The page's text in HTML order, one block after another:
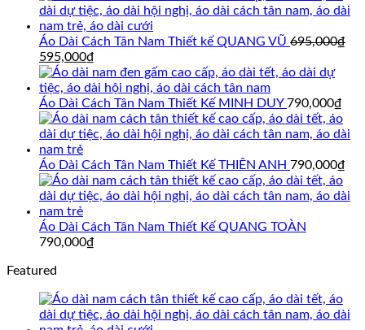
Áo Dài Cách Tân Nam Thiết kế QUANG VŨ 695,000₫
Giá
gốc
là:
695,000₫.
595,000₫
hiện
tại
là:
595,000₫.
Áo Dài Cách Tân Nam Thiết Kế MINH DUY 790,000₫
Áo Dài Cách Tân Nam Thiết Kế THIÊN ANH 790,000₫
Áo Dài Cách Tân Nam Thiết Kế QUANG TOÀN
790,000₫
Featured